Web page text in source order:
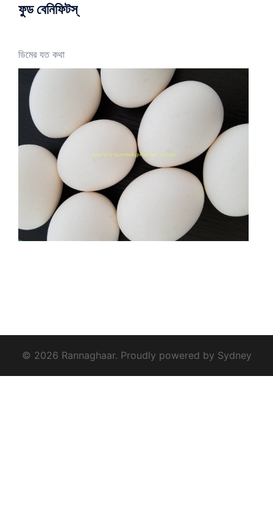
ফুড বেনিফিটস্
ডিমের যত কথা
© 2026 Rannaghaar. Proudly powered by Sydney